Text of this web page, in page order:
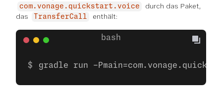
com.vonage.quickstart.voice
durch das Paket,
das
TransferCall enthält:
gradle run -